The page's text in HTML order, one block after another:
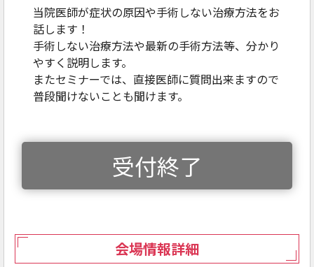
当院医師が症状の原因や手術しない治療方法をお
話します！
手術しない治療方法や最新の手術方法等、分かり
やすく説明します。
またセミナーでは、直接医師に質問出来ますので
普段聞けないことも聞けます。
受付終了
会場情報詳細